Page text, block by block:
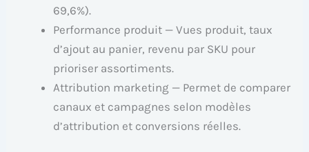
69,6%).
Performance produit — Vues produit, taux
d’ajout au panier, revenu par SKU pour
prioriser assortiments.
Attribution marketing — Permet de comparer
canaux et campagnes selon modèles
d’attribution et conversions réelles.